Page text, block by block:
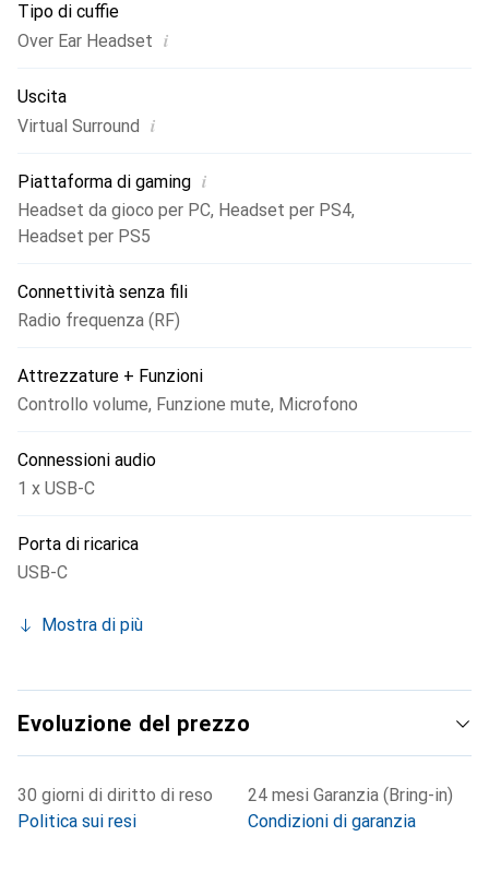
Tipo di cuffie
Over Ear Headset i
Uscita
Virtual Surround i
Piattaforma di gaming i
Headset da gioco per PC, Headset per PS4,
Headset per PS5
Connettività senza fili
Radio frequenza (RF)
Attrezzature + Funzioni
Controllo volume, Funzione mute, Microfono
Connessioni audio
1 x USB-C
Porta di ricarica
USB-C
Mostra di più
Evoluzione del prezzo
30 giorni di diritto di reso
Politica sui resi
24 mesi Garanzia (Bring-in)
Condizioni di garanzia